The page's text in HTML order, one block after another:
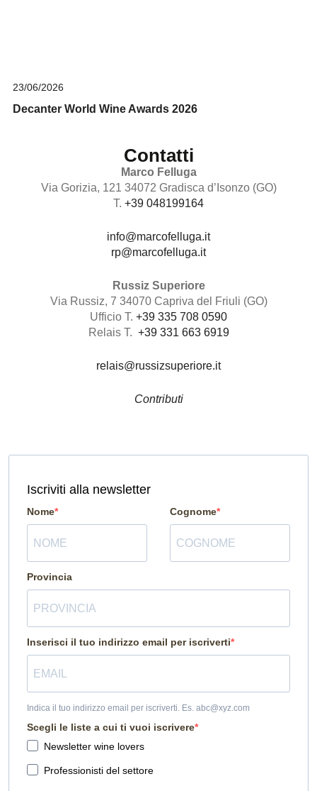
23/06/2026
Decanter World Wine Awards 2026
Contatti
Marco Felluga
Via Gorizia, 121 34072 Gradisca d’Isonzo (GO)
T. +39 048199164
info@marcofelluga.it
rp@marcofelluga.it
Russiz Superiore
Via Russiz, 7 34070 Capriva del Friuli (GO)
Ufficio T. +39 335 708 0590
Relais T. +39 331 663 6919
relais@russizsuperiore.it
Contributi
Iscriviti alla newsletter
Nome Cognome
Provincia
Inserisci il tuo indirizzo email per iscriverti
Indica il tuo indirizzo email per iscriverti. Es. abc@xyz.com
Scegli le liste a cui ti vuoi iscrivere
Newsletter wine lovers
Professionisti del settore